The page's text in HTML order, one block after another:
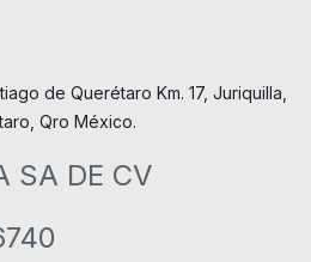
de Querétaro Km. 17, Juriquilla,
Qro México.
SA DE CV